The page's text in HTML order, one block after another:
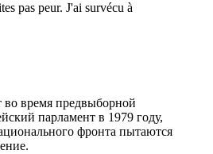
pas peur. J'ai survécu à
во время предвыборной
парламент в 1979 году,
фронта пытаются